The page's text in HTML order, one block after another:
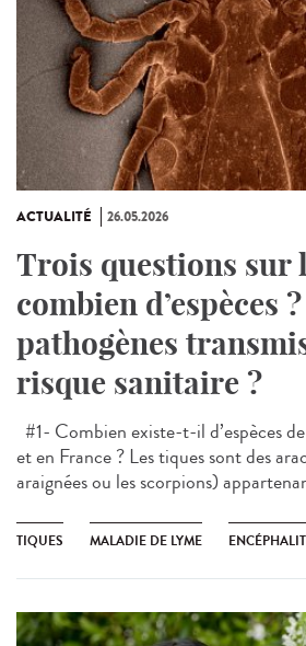
ACTUALITÉ 26.05.2026
Trois questions sur
combien d’espèces
pathogènes
risque sanitaire ?
#1- Combien existe-t-il d’espèces
et en France ? Les tiques sont des
araignées ou les scorpions)
TIQUES MALADIE DE LYME